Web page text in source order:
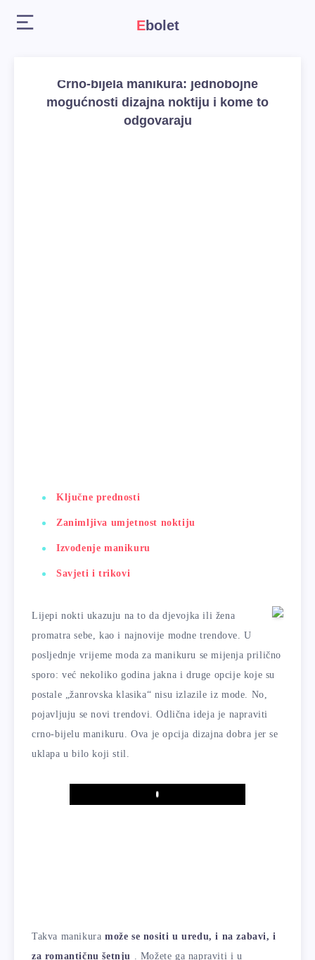
Ebolet
Crno-bijela manikura: jednobojne
mogućnosti dizajna noktiju i kome to
odgovaraju
Ključne prednosti
Zanimljiva umjetnost noktiju
Izvođenje manikuru
Savjeti i trikovi
Lijepi nokti ukazuju na to da djevojka ili žena
promatra sebe, kao i najnovije modne trendove. U
posljednje vrijeme moda za manikuru se mijenja prilično
sporo: već nekoliko godina jakna i druge opcije koje su
postale „žanrovska klasika“ nisu izlazile iz mode. No,
pojavljuju se novi trendovi. Odlična ideja je napraviti
crno-bijelu manikuru. Ova je opcija dizajna dobra jer se
uklapa u bilo koji stil.
Play
Takva manikura može se nositi u uredu, i na zabavi, i
za romantičnu šetnju . Možete ga napraviti i u